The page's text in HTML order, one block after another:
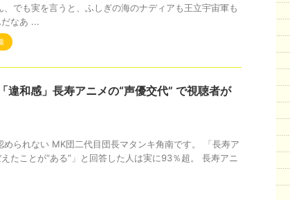
でも実を言うと、ふしぎの海のナディアも王立宇宙軍も
なあ ...
違和感」長寿アニメの“声優交代” で視聴者が
められない MK団二代目団長マタンキ角南です。 「長寿ア
たことが“ある”」と回答した人は実に93％超。 長寿アニ